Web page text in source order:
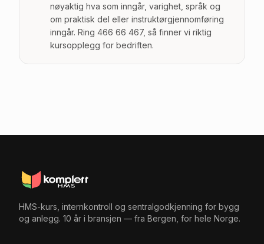
nøyaktig hva som inngår, varighet, språk og
om praktisk del eller instruktørgjennomføring
inngår. Ring 466 66 467, så finner vi riktig
kursopplegg for bedriften.
HMS-kurs, internkontroll og sentralgodkjenning for bygg
og anlegg. 10 år i bransjen — fra Bergen, for hele Norge.